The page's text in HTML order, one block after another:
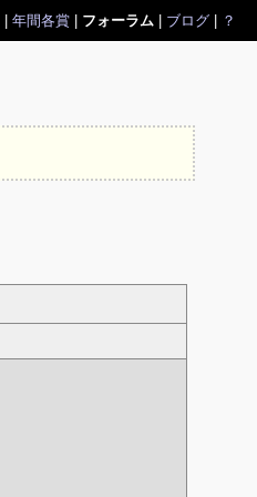
年間各賞| フォーラム| ブログ| ？